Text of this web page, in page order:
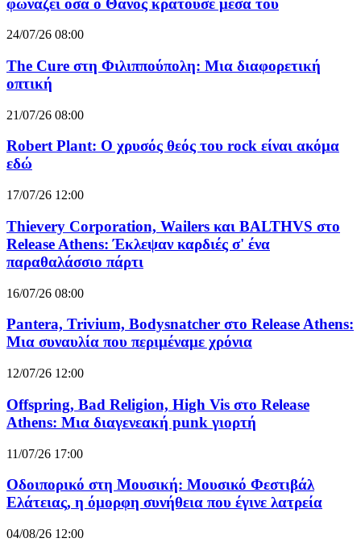
24/07/26 08:00
The Cure στη Φιλιππούπολη: Μια διαφορετική
οπτική
21/07/26 08:00
Robert Plant: Ο χρυσός θεός του rock είναι ακόμα
εδώ
17/07/26 12:00
Thievery Corporation, Wailers και BALTHVS στο
Release Athens: Έκλεψαν καρδιές σ' ένα
παραθαλάσσιο πάρτι
16/07/26 08:00
Pantera, Trivium, Bodysnatcher στο Release Athens:
Μια συναυλία που περιμέναμε χρόνια
12/07/26 12:00
Offspring, Bad Religion, High Vis στο Release
Athens: Μια διαγενεακή punk γιορτή
11/07/26 17:00
Οδοιπορικό στη Μουσική: Μουσικό Φεστιβάλ
Ελάτειας, η όμορφη συνήθεια που έγινε λατρεία
04/08/26 12:00